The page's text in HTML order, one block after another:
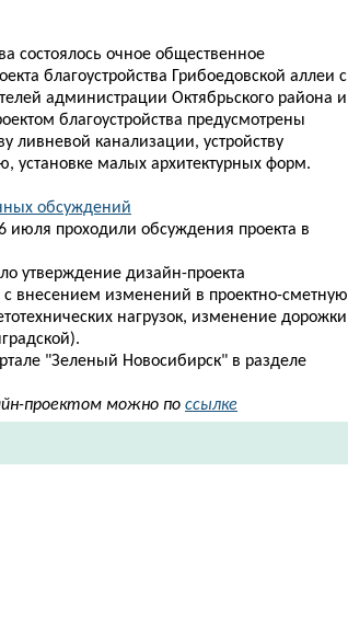
состоялось очное общественное
благоустройства Грибоедовской аллеи с
администрации Октябрьского района и
благоустройства предусмотрены
ливневой канализации, устройству
установке малых архитектурных форм.
обсуждений
июля проходили обсуждения проекта в
утверждение дизайн-проекта
с внесением изменений в проектно-сметную
нагрузок, изменение дорожки
"Зеленый Новосибирск" в разделе
проектом можно по ссылке